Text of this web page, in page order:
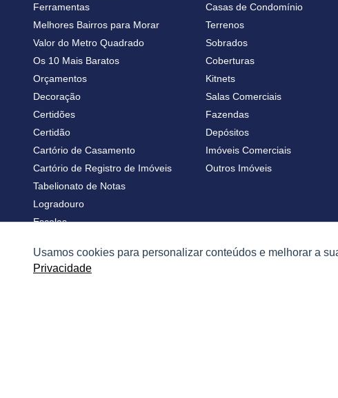
Usamos cookies para personalizar conteúdos e melhorar a
Privacidade
Ferramentas
Melhores Bairros para Morar
Valor do Metro Quadrado
Os 10 Mais Baratos
Orçamentos
Decoração
Certidões
Certidão
Cartório de Casamento
Cartório de Registro de Imóveis
Tabelionato de Notas
Logradouro
Escolas
Corretores de Imóveis
Contratos
Casas de Condomínio
Terrenos
Sobrados
Coberturas
Kitnets
Salas Comerciais
Fazendas
Depósitos
Imóveis Comerciais
Outros Imóveis